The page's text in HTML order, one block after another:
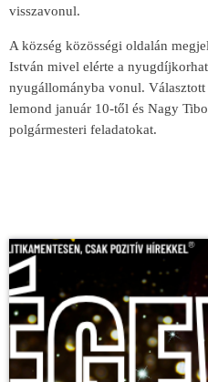
visszavonul.
A község közösségi oldalán
István mivel elérte a
nyugállományba vonul. Választott
lemond január 10-től és Nagy
polgármesteri feladatokat.